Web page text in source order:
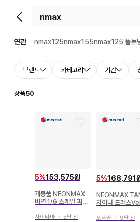
뒤로가기
연관 nmax125nmax155nmax125 풀튜
브랜드 카테고리 기간
상품50
5%153,575원
개봉품 NEONMAX
비연 1/6 스케일 피규
사이타마 ・ 5달 전
5%168,791
NEONMAX
차이나 드레스
오사카・ 9달 전